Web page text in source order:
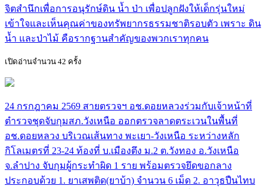
จิตสำนึกเพื่อการอนุรักษ์ดิน น้ำ ป่า เพื่อปลูกฝังให้เด็กรุ่นใหม่
เข้าใจและเห็นคุณค่าของทรัพยากรธรรมชาติรอบตัว เพราะ ดิน
น้ำ และป่าไม้ คือรากฐานสำคัญของพวกเราทุกคน
เปิดอ่านจำนวน 42 ครั้ง
24 กรกฎาคม 2569 สายตรวจฯ อช.ดอยหลวงร่วมกับเจ้าหน้าที่
ตำรวจชุดจับกุมสภ.วังเหนือ ออกตรวจลาดตระเวนในพื้นที่
อช.ดอยหลวง บริเวณเส้นทาง พะเยา-วังเหนือ ระหว่างหลัก
กิโลเมตรที่ 23-24 ท้องที่ บ.เมืองตึง ม.2 ต.วังทอง อ.วังเหนือ
จ.ลำปาง จับกุมผู้กระทำผิด 1 ราย พร้อมตรวจยึดขอกลาง
ประกอบด้วย 1. ยาเสพติด(ยาบ้า) จำนวน 6 เม็ด 2. อาวุธปืนไทบ